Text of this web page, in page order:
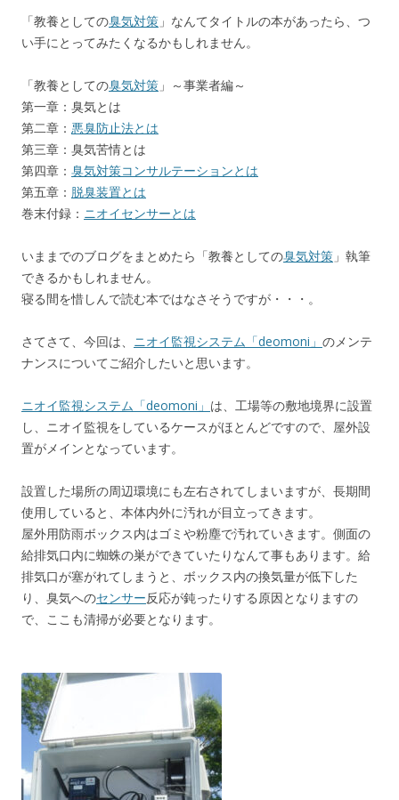
「教養としての臭気対策 」なんてタイトルの本があったら、つ
い手にとってみたくなるかもしれません。
「教養としての臭気対策 」～事業者編～
第一章：臭気とは
第二章： 悪臭防止法とは
第三章：臭気苦情とは
第四章： 臭気対策コンサルテーションとは
第五章： 脱臭装置とは
巻末付録： ニオイセンサーとは
いままでのブログをまとめたら「教養としての臭気対策 」執筆
できるかもしれません。
寝る間を惜しんで読む本ではなさそうですが・・・。
さてさて、今回は、 ニオイ監視システム「deomoni」 のメンテ
ナンスについてご紹介したいと思います。
ニオイ監視システム「deomoni」 は、工場等の敷地境界に設置
し、ニオイ監視をしているケースがほとんどですので、屋外設
置がメインとなっています。
設置した場所の周辺環境にも左右されてしまいますが、長期間
使用していると、本体内外に汚れが目立ってきます。
屋外用防雨ボックス内はゴミや粉塵で汚れていきます。側面の
給排気口内に蜘蛛の巣ができていたりなんて事もあります。給
排気口が塞がれてしまうと、ボックス内の換気量が低下した
り、臭気へのセンサー反応が鈍ったりする原因となりますの
で、ここも清掃が必要となります。